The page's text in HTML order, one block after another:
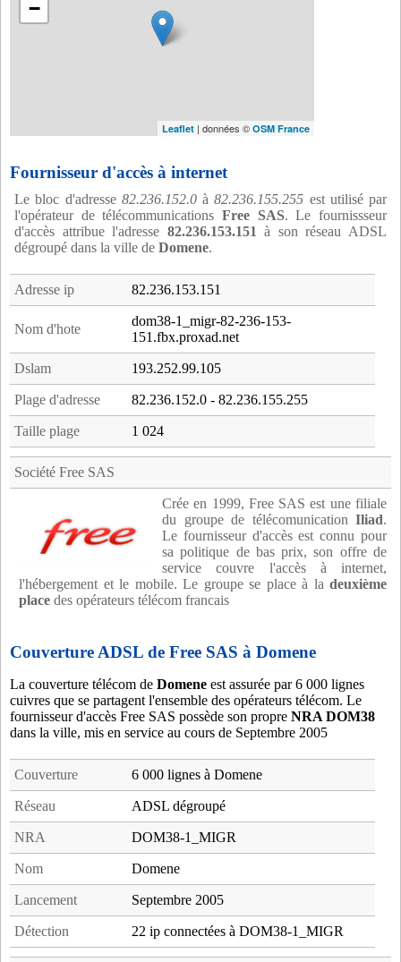
−
Leaflet | données © OSM France
Fournisseur d'accès à internet
Le bloc d'adresse 82.236.152.0à82.236.155.255 est utilisé par
l'opérateur de télécommunications Free SAS. Le fournissseur
d'accès attribue l'adresse 82.236.153.151 à son réseau ADSL
dégroupé dans la ville de Domene.
Adresse ip 82.236.153.151
Nom d'hote
dom38-1_migr-82-236-153-
151.fbx.proxad.net
Dslam 193.252.99.105
Plage d'adresse 82.236.152.0 - 82.236.155.255
Taille plage 1 024
Société Free SAS
Crée en 1999, Free SAS est une filiale
du groupe de télécomunication Iliad.
Le fournisseur d'accès est connu pour
sa politique de bas prix, son offre de
service couvre l'accès à internet,
l'hébergement et le mobile. Le groupe se place à la deuxième
place des opérateurs télécom francais
Couverture ADSL de Free SAS à Domene
La couverture télécom de Domene est assurée par 6 000 lignes
cuivres que se partagent l'ensemble des opérateurs télécom. Le
fournisseur d'accès Free SAS possède son propre NRA DOM38
dans la ville, mis en service au cours de Septembre 2005
Couverture 6 000 lignes à Domene
Réseau ADSL dégroupé
NRA DOM38-1_MIGR
Nom Domene
Lancement Septembre 2005
Détection 22 ip connectées à DOM38-1_MIGR